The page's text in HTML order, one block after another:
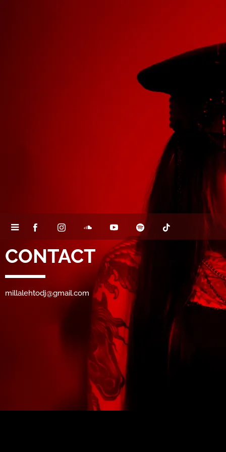
CONTACT
millalehtodj@gmail.com